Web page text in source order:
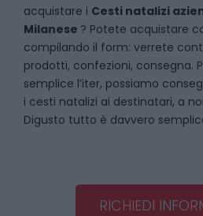
acquistare i Cesti natalizi
Milanese ? Potete acquistare
compilando il form: verrete
prodotti, confezioni, consegna.
semplice l’iter, possiamo
i cesti natalizi ai destinatari, a
Digusto tutto è davvero
RICHIEDI